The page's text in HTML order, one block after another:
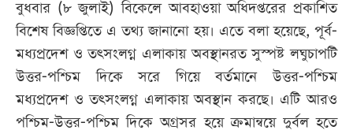
বুধবার (৮ জুলাই) বিকেলে আবহাওয়া অধিদপ্তরের প্রকাশিত
বিশেষ বিজ্ঞপ্তিতে এ তথ্য জানানো হয়। এতে বলা হয়েছে, পূর্ব-
মধ্যপ্রদেশ ও তৎসংলগ্ন এলাকায় অবস্থানরত সুস্পষ্ট লঘুচাপটি
উত্তর-পশ্চিম দিকে সরে গিয়ে বর্তমানে উত্তর-পশ্চিম
মধ্যপ্রদেশ ও তৎসংলগ্ন এলাকায় অবস্থান করছে। এটি আরও
পশ্চিম-উত্তর-পশ্চিম দিকে অগ্রসর হয়ে ক্রমান্বয়ে দুর্বল হতে